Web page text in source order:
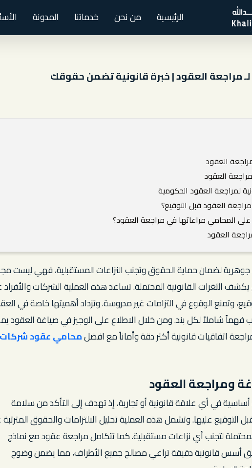
الرئيسية من نحن خدماتنا المدونة
مراجعة العقود | خبرة قانونية تضمن حقوقك
العقود
العقود
لمراجعة العقود الحكومية
العقود قبل التوقيع؟
على المحامي مراعاتها في مراجعة العقود؟
العقود
لضمان حماية الحقوق وتجنب النزاعات المستقبلية، فهي ليست
الثغرات القانونية المحتملة. تساعد هذه العملية الشركات
وتمنع الوقوع في التزامات غير مدروسة. وتزداد أهميتها خاصة في
فهماً شاملاً لكل بند. ومن خلال الاطلاع على الوجيز في صياغة العقود
اتفاقيات قانونية أكثر دقة وأماناً مع افضلمحامي عقود شركات
ومراجعة العقود
في أي علاقة قانونية أو تجارية، إذ تهدف إلى التأكد من سلامة
التوقيع عليها. وتشمل هذه العملية تحليل الالتزامات والحقوق
لتجنب أي نزاعات مستقبلية. كما تتكامل مراجعة عقود مع نماذج
أسس قانونية دقيقة تراعي مصالح جميع الأطراف، مما يضمن وضوح